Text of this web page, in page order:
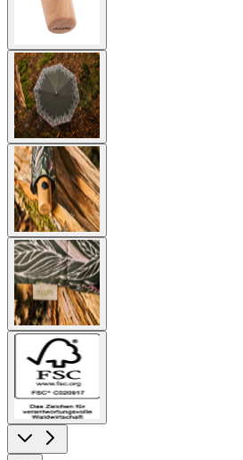
View
larger
image
View
larger
image
View
larger
image
View
larger
image